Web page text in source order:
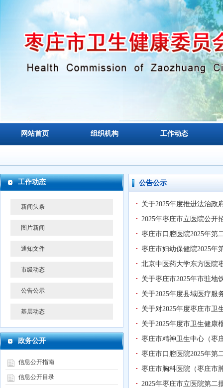
网站首页 组织机构 工作动态
工作动态
新闻头条
图片新闻
通知文件
市级动态
公告公示
基层动态
政务公开
信息公开指南
信息公开目录
公告公示
关于2025年度推进法治政
2025年枣庄市立医院公开
枣庄市口腔医院2025年第
枣庄市妇幼保健院2025年
北京中医药大学东方医院
关于枣庄市2025年市驻地
关于2025年度县域医疗服
关于对2025年度枣庄市卫
关于2025年度市卫生健康
枣庄市精神卫生中心（枣
枣庄市口腔医院2025年第
枣庄市胸科医院（枣庄市
2025年枣庄市立医院第二